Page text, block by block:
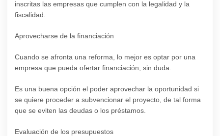
inscritas las empresas que cumplen con la legalidad y la
fiscalidad.
Aprovecharse de la financiación
Cuando se afronta una reforma, lo mejor es optar por una
empresa que pueda ofertar financiación, sin duda.
Es una buena opción el poder aprovechar la oportunidad si
se quiere proceder a subvencionar el proyecto, de tal forma
que se eviten las deudas o los préstamos.
Evaluación de los presupuestos